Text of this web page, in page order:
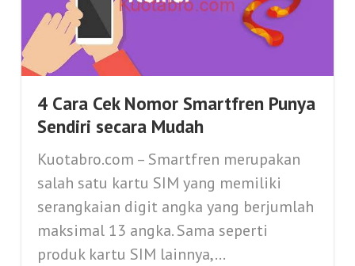
4 Cara Cek Nomor Smartfren Punya
Sendiri secara Mudah
Kuotabro.com – Smartfren merupakan
salah satu kartu SIM yang memiliki
serangkaian digit angka yang berjumlah
maksimal 13 angka. Sama seperti
produk kartu SIM lainnya,...